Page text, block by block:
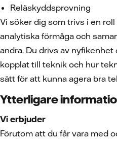
Reläskyddsprovning
Vi söker dig som trivs i en
analytiska förmåga och
andra. Du drivs av
kopplat till teknik och hur
sätt för att kunna agera bra
Ytterligare
Vi erbjuder
Förutom att du får vara med